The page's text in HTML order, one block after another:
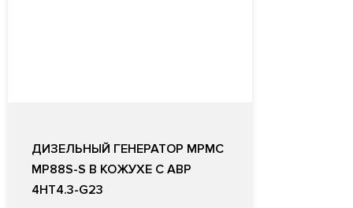
ДИЗЕЛЬНЫЙ ГЕНЕРАТОР MPMC
MP88S-S В КОЖУХЕ С АВР
4HT4.3-G23